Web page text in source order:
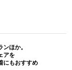
ンほか。
アを
にもおすすめ